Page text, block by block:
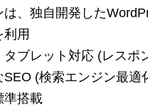
は、独自開発した
利用
タブレット対応 (レスポ
SEO (検索エンジン最適
準搭載